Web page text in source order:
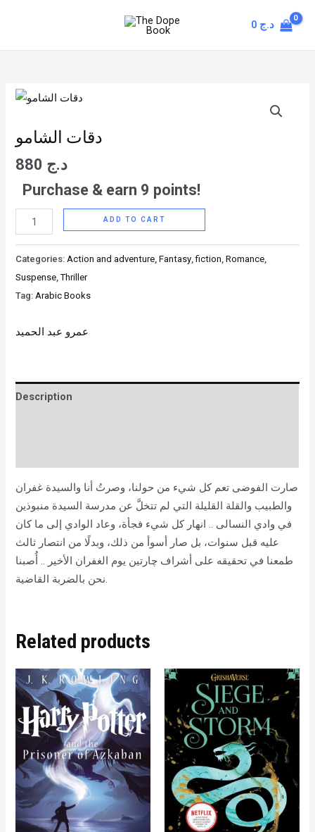
د.ج
دقات الشامو
د.ج
Purchase & earn 9 points!
دقات
quantity
ADD TO CART
Categories:Action and adventure,Fantasy,fiction,Romance,
Suspense,Thriller
Tag:Arabic Books
عمرو عبد الحميد
Description
صارت الفوضى تعم كل شيء من حولنا، وصرتُ أنا والسيدة غفران
والطبيب والقلة القليلة التي لم تتخلَّ عن مدرسة السيدة منبوذين
في وادي النسالى .. انهار كل شيء فجأة، وعاد الوادي إلى ما كان
عليه قبل سنوات، بل صار أسوأ من ذلك، وبدلًا من انتصار ثالث
طمعنا في تحقيقه على أشراف چارتين يوم الغفران الأخير .. أُصبنا
نحن بالضربة القاضية.
Related products